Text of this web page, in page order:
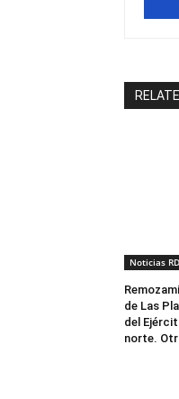
Noticias RD
de Las
del
norte.